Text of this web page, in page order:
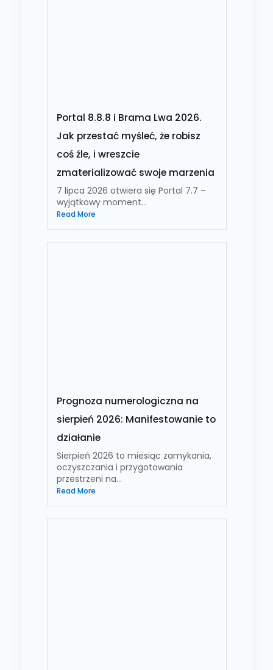
Portal 8.8.8 i Brama Lwa 2026.
Jak przestać myśleć, że robisz
coś źle, i wreszcie
zmaterializować swoje marzenia
7 lipca 2026 otwiera się Portal 7.7 –
wyjątkowy moment...
Read More
Prognoza numerologiczna na
sierpień 2026: Manifestowanie to
działanie
Sierpień 2026 to miesiąc zamykania,
oczyszczania i przygotowania
przestrzeni na...
Read More